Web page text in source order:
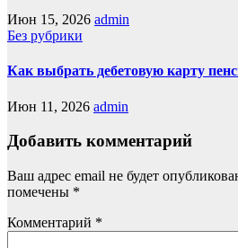
Июн 15, 2026 admin
Без рубрики
Как выбрать дебетовую карту
Июн 11, 2026 admin
Добавить комментарий
Ваш адрес email не будет
помечены *
Комментарий *